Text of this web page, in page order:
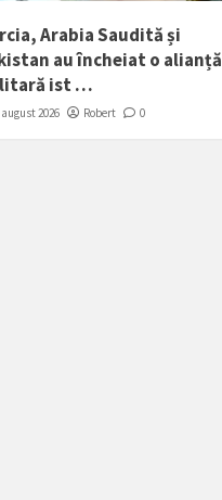
Arabia Saudită și
au încheiat o alianță
ist …
august 2026 Robert 0